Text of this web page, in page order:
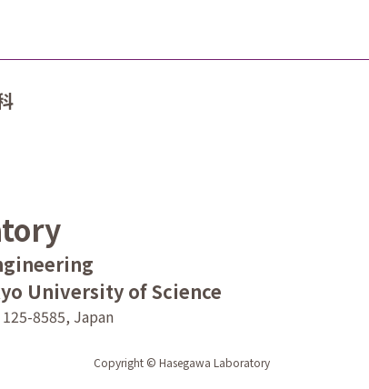
University of Science
8585, Japan
Copyright © Hasegawa Laboratory